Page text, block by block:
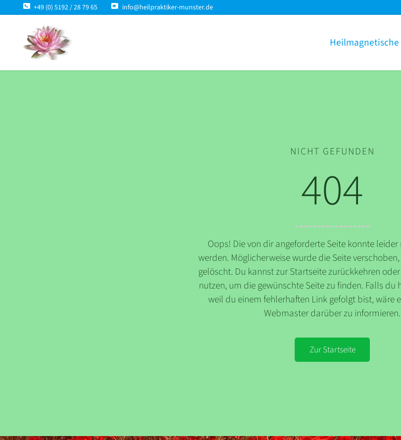
+49 (0) 5192 / 28 79 65 info@heilpraktiker-munster.de
NICHT GEFUNDEN
404
Oops! Die von dir angeforderte Seite konnte
werden. Möglicherweise wurde die Seite
gelöscht. Du kannst zur Startseite zurückkehren
nutzen, um die gewünschte Seite zu finden. Falls du
weil du einem fehlerhaften Link gefolgt bist, wäre
Webmaster darüber zu informieren.
Zur Startseite